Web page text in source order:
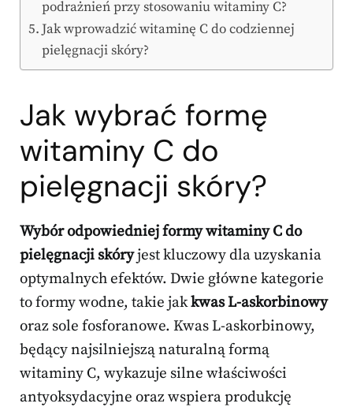
podrażnień przy stosowaniu witaminy C?
Jak wprowadzić witaminę C do codziennej
pielęgnacji skóry?
Jak wybrać formę
witaminy C do
pielęgnacji skóry?
Wybór odpowiedniej formy witaminy C do
pielęgnacji skóryjest kluczowy dla uzyskania
optymalnych efektów. Dwie główne kategorie
to formy wodne, takie jakkwas L-askorbinowy
oraz sole fosforanowe. Kwas L-askorbinowy,
będący najsilniejszą naturalną formą
witaminy C, wykazuje silne właściwości
antyoksydacyjne oraz wspiera produkcję